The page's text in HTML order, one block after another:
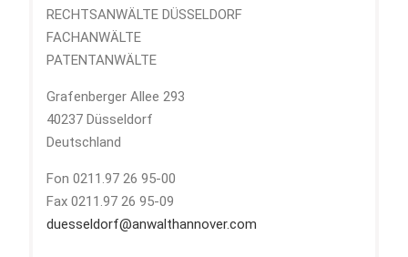
RECHTSANWÄLTE DÜSSELDORF
FACHANWÄLTE
PATENTANWÄLTE
Grafenberger Allee 293
40237 Düsseldorf
Deutschland
Fon 0211.97 26 95-00
Fax 0211.97 26 95-09
duesseldorf@anwalthannover.com